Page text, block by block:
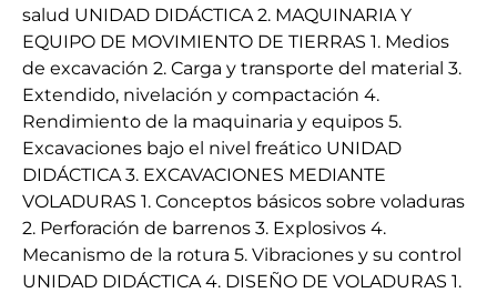
salud UNIDAD DIDÁCTICA 2. MAQUINARIA Y
EQUIPO DE MOVIMIENTO DE TIERRAS 1. Medios
de excavación 2. Carga y transporte del material 3.
Extendido, nivelación y compactación 4.
Rendimiento de la maquinaria y equipos 5.
Excavaciones bajo el nivel freático UNIDAD
DIDÁCTICA 3. EXCAVACIONES MEDIANTE
VOLADURAS 1. Conceptos básicos sobre voladuras
2. Perforación de barrenos 3. Explosivos 4.
Mecanismo de la rotura 5. Vibraciones y su control
UNIDAD DIDÁCTICA 4. DISEÑO DE VOLADURAS 1.